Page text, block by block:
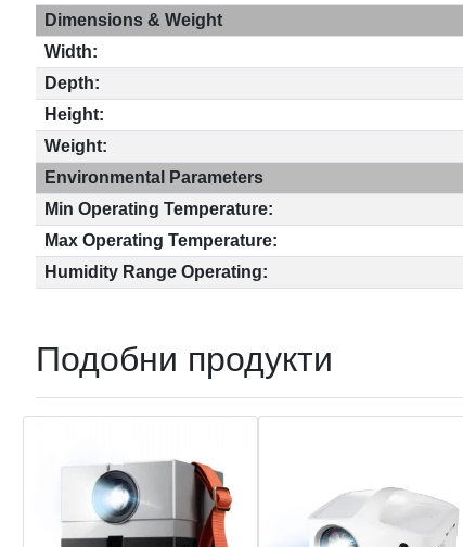
Dimensions & Weight
Width:
Depth:
Height:
Weight:
Environmental Parameters
Min Operating Temperature:
Max Operating Temperature:
Humidity Range Operating:
Подобни продукти